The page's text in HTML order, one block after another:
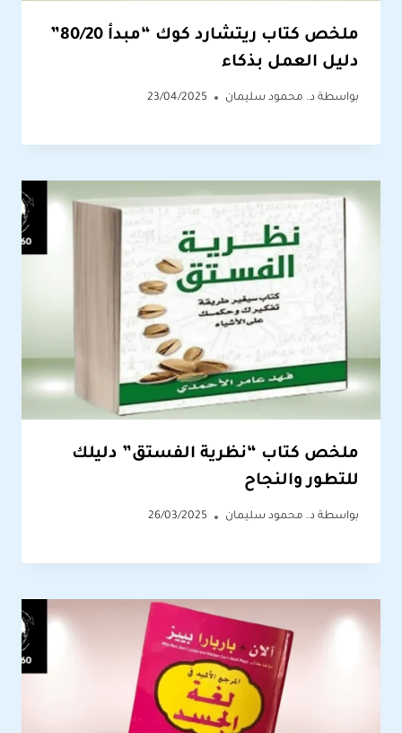
ملخص كتاب ريتشارد كوك “مبدأ 80/20”
دليل العمل بذكاء
بواسطة د. محمود سليمان 23/04/2025
ملخص كتاب “نظرية الفستق” دليلك
للتطور والنجاح
بواسطة د. محمود سليمان 26/03/2025